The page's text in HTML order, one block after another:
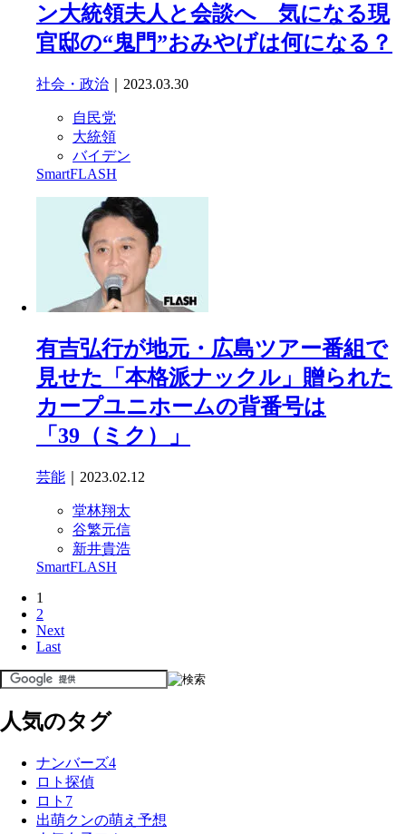
ン大統領夫人と会談へ 気になる現
官邸の“鬼門”おみやげは何になる？
社会・政治 ｜2023.03.30
自民党
大統領
バイデン
SmartFLASH
有吉弘行が地元・広島ツアー番組で
見せた「本格派ナックル」贈られた
カープユニホームの背番号は
「39（ミク）」
芸能 ｜2023.02.12
堂林翔太
谷繁元信
新井貴浩
SmartFLASH
1
2
Next
Last
人気のタグ
ナンバーズ4
ロト探偵
ロト7
出萌クンの萌え予想